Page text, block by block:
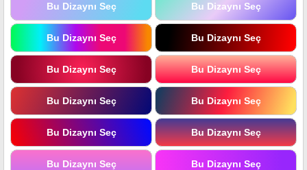
Bu Dizaynı Seç Bu Dizaynı Seç
Bu Dizaynı Seç Bu Dizaynı Seç
Bu Dizaynı Seç Bu Dizaynı Seç
Bu Dizaynı Seç Bu Dizaynı Seç
Bu Dizaynı Seç Bu Dizaynı Seç
Bu Dizaynı Seç Bu Dizaynı Seç